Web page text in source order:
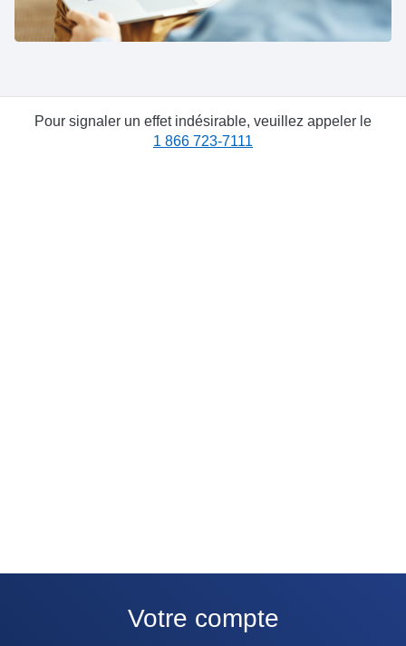
Pour signaler un effet indésirable, veuillez appeler le
1 866 723-7111
footer login menu